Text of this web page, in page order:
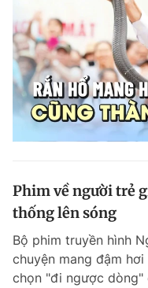
Giấy phép xuất bản số
© 2003-2026 Bản quyền
dưới mọi hình thức nếu
Phát triển bởi ePi
Phim về người trẻ
thống lên sóng
Bộ phim truyền hình
chuyện mang đậm
chọn "đi ngược dòng"